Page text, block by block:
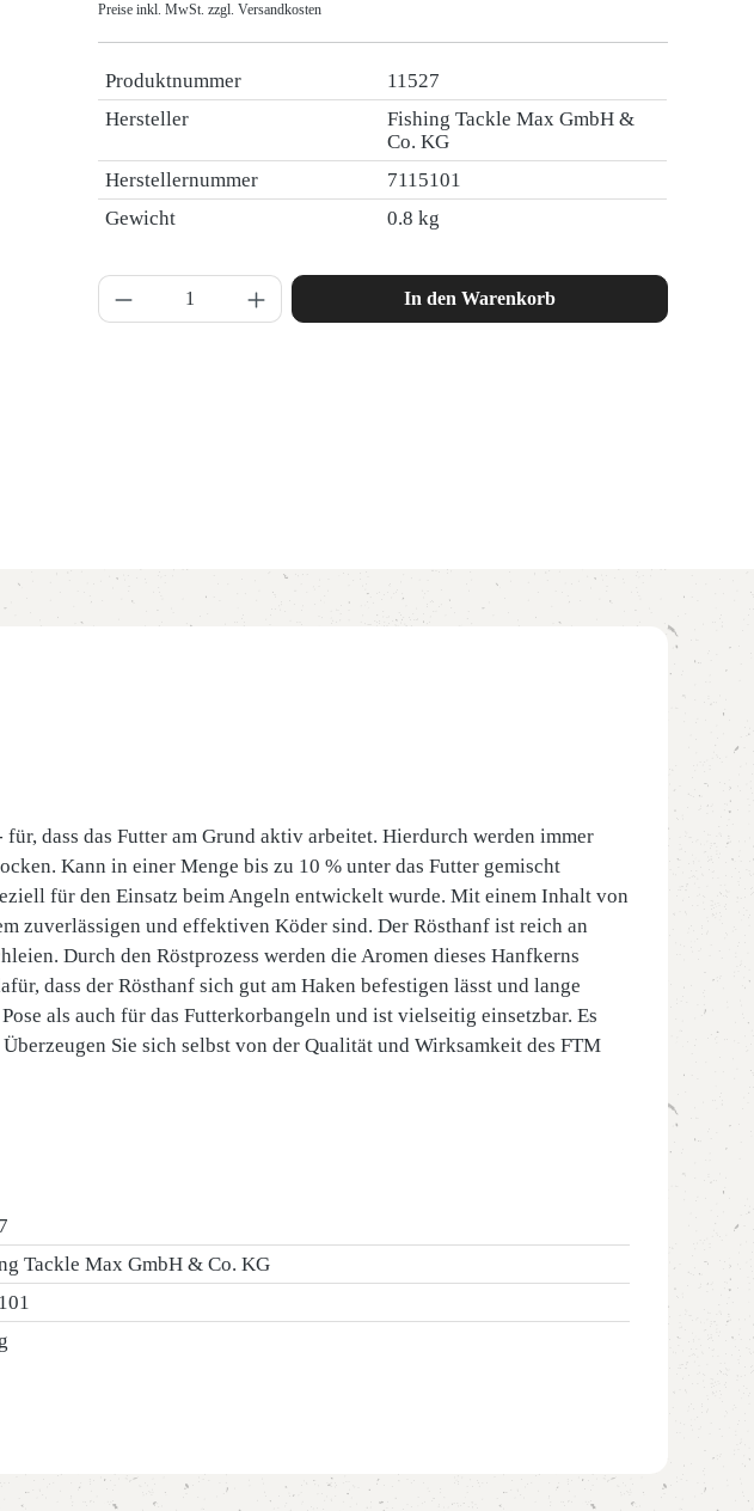
Preise inkl. MwSt. zzgl. Versandkosten
Produktnummer
11527
Hersteller
Fishing Tackle Max GmbH &
Co. KG
Herstellernummer
7115101
Gewicht
0.8 kg
Produkt Anzahl: Gib den gewünschten Wert ein oder
In den Warenkorb
dass das Futter am Grund aktiv arbeitet. Hierdurch werden immer
Kann in einer Menge bis zu 10 % unter das Futter gemischt
für den Einsatz beim Angeln entwickelt wurde. Mit einem Inhalt von
zuverlässigen und effektiven Köder sind. Der Rösthanf ist reich an
Durch den Röstprozess werden die Aromen dieses Hanfkerns
dass der Rösthanf sich gut am Haken befestigen lässt und lange
als auch für das Futterkorbangeln und ist vielseitig einsetzbar. Es
Sie sich selbst von der Qualität und Wirksamkeit des FTM
Tackle Max GmbH & Co. KG